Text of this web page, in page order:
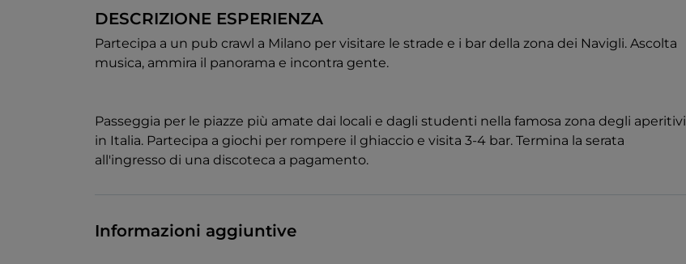
DESCRIZIONE ESPERIENZA
Partecipa a un pub crawl a Milano per visitare le strade e i bar della zona dei Navigli. Ascolta
musica, ammira il panorama e incontra gente.
Passeggia per le piazze più amate dai locali e dagli studenti nella famosa zona degli aperitivi
in Italia. Partecipa a giochi per rompere il ghiaccio e visita 3-4 bar. Termina la serata
all'ingresso di una discoteca a pagamento.
Informazioni aggiuntive